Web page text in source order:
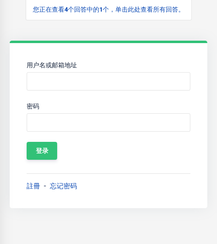
您正在查看4个回答中的1个，单击此处查看所有回答。
用户名或邮箱地址
密码
註冊 忘记密码